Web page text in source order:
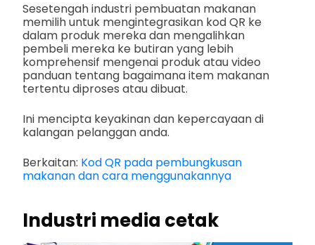
Sesetengah industri pembuatan makanan
memilih untuk mengintegrasikan kod QR ke
dalam produk mereka dan mengalihkan
pembeli mereka ke butiran yang lebih
komprehensif mengenai produk atau video
panduan tentang bagaimana item makanan
tertentu diproses atau dibuat.
Ini mencipta keyakinan dan kepercayaan di
kalangan pelanggan anda.
Berkaitan: Kod QR pada pembungkusan
makanan dan cara menggunakannya
Industri media cetak